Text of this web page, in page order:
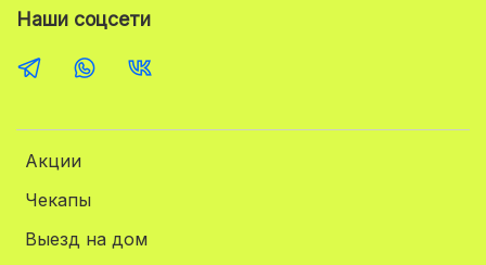
Акции
Чекапы
Выезд на дом
Наши соцсети